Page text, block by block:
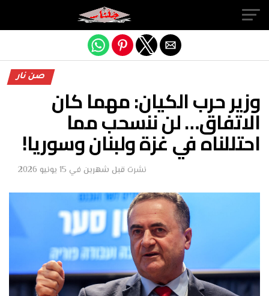
صن نار
وزير حرب الكيان: مهما كان
الاتفاق… لن ننسحب مما
احتللناه في غزة ولبنان وسوريا!
نشرت قبل شهرين في 15 يونيو 2026
Exit mobile version